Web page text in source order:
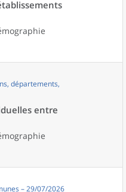
départements,
entre
– 29/07/2026